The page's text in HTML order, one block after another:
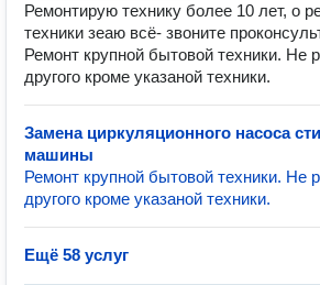
Ремонтирую технику более 10 лет, о
техники зеаю всё- звоните
Ремонт крупной бытовой техники. Не
другого кроме указаной техники.
Замена циркуляционного насоса
машины
Ремонт крупной бытовой техники. Не
другого кроме указаной техники.
Ещё 58 услуг